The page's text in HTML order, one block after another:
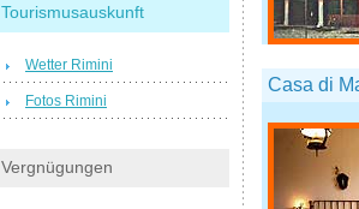
Casa di
Tourismusauskunft
Wetter Rimini
Fotos Rimini
Vergnügungen